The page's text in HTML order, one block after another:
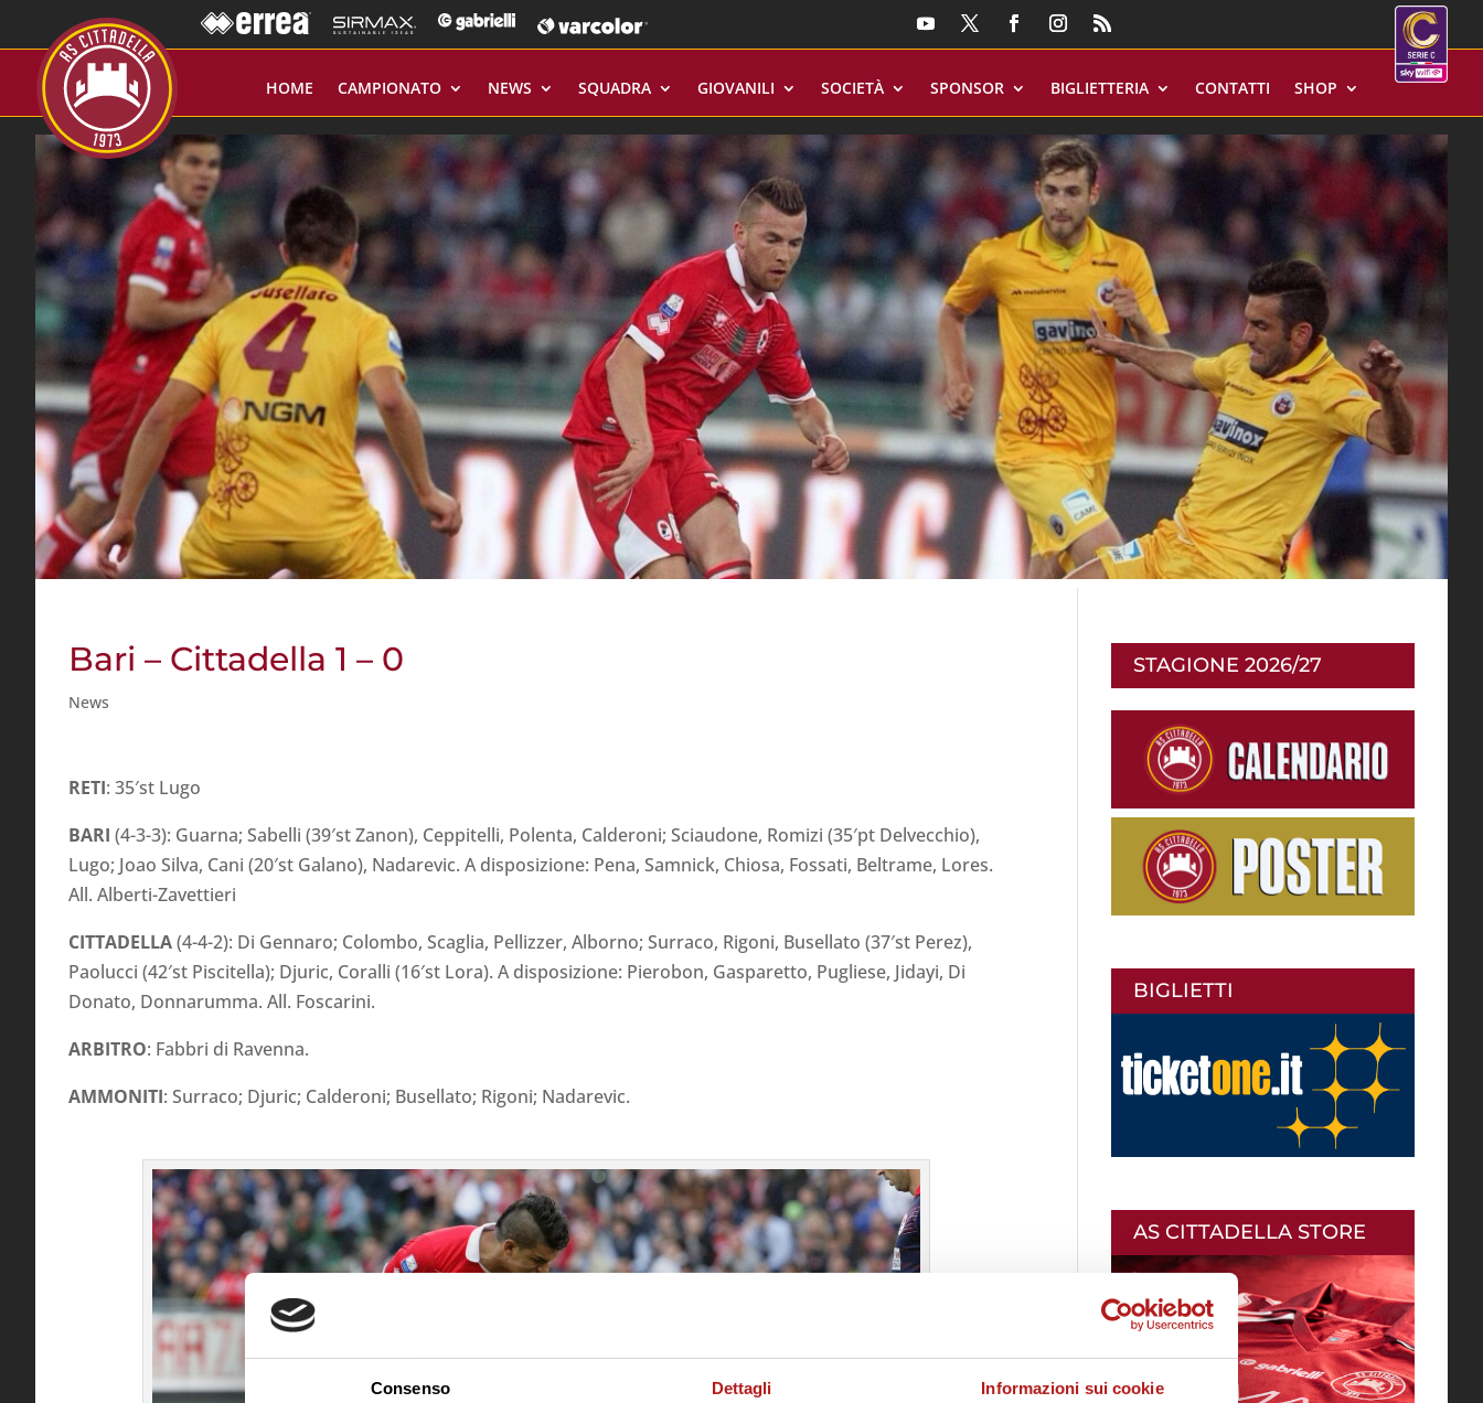
Consenso Dettagli Informazioni sui cookie
HOME CAMPIONATO NEWS SQUADRA GIOVANILI SOCIETÀ SPONSOR BIGLIETTERIA CONTATTI SHOP
Bari – Cittadella 1 – 0
News
RETI: 35′st Lugo
BARI (4-3-3): Guarna; Sabelli (39′st Zanon), Ceppitelli, Polenta, Calderoni; Sciaudone, Romizi (35′pt Delvecchio),
Lugo; Joao Silva, Cani (20′st Galano), Nadarevic. A disposizione: Pena, Samnick, Chiosa, Fossati, Beltrame, Lores.
All. Alberti-Zavettieri
CITTADELLA(4-4-2): Di Gennaro; Colombo, Scaglia, Pellizzer, Alborno; Surraco, Rigoni, Busellato (37′st Perez),
Paolucci (42′st Piscitella); Djuric, Coralli (16′st Lora). A disposizione: Pierobon, Gasparetto, Pugliese, Jidayi, Di
Donato, Donnarumma. All. Foscarini.
ARBITRO: Fabbri di Ravenna.
AMMONITI: Surraco; Djuric; Calderoni; Busellato; Rigoni; Nadarevic.
STAGIONE 2026/27
BIGLIETTI
AS CITTADELLA STORE